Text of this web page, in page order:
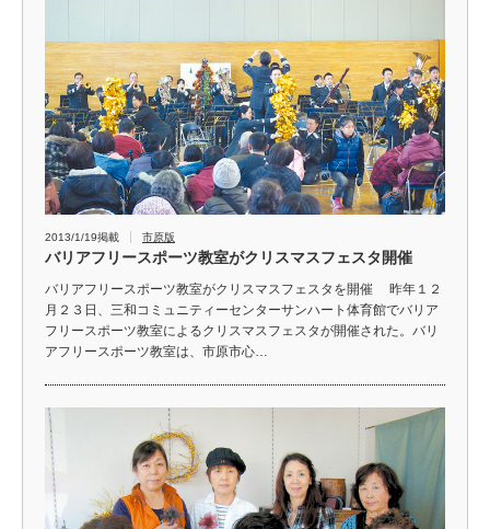
2013/1/19掲載 市原版
バリアフリースポーツ教室がクリスマスフェスタ開催
バリアフリースポーツ教室がクリスマスフェスタを開催 昨年１２
月２３日、三和コミュニティーセンターサンハート体育館でバリア
フリースポーツ教室によるクリスマスフェスタが開催された。バリ
アフリースポーツ教室は、市原市心…